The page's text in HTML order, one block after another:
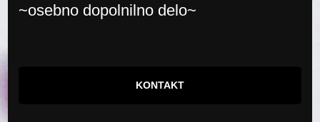
~osebno dopolnilno delo~
KONTAKT